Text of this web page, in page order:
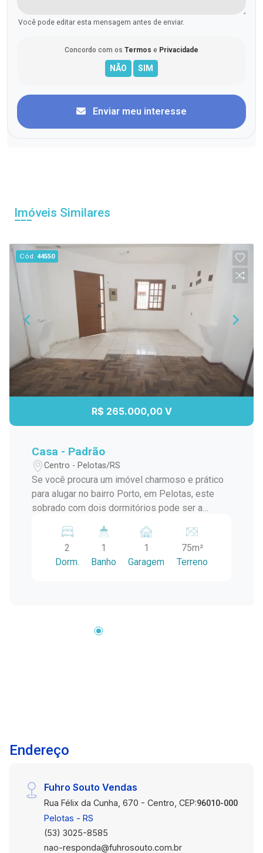
Você pode editar esta mensagem antes de enviar.
Concordo com os Termos e Privacidade
Enviar meu interesse
Imóveis Similares
Cód.44550
R$ 265.000,00 V
Casa - Padrão
Centro - Pelotas/RS
Se você procura um imóvel charmoso e prático
para alugar no bairro Porto, em Pelotas, este
sobrado com dois dormitórios pode ser a
área conveniente e com várias comodidades,
ele oferece o conforto e a funcionalidade que
você procura. Dois Dormitórios: O sobrado
confortável para descanso. Ponto comercial: se
usado para churrascos, confraternizações e
momentos de lazer. O pátio permite ainda o
descoberta. Terraço: Além da área externa com
churrasqueira, o sobrado também oferece um
terraço. Esse espaço adicional pode ser
utilizado para apreciar a vista e relaxar ao ar
livre. Este sobrado no Porto, Pelotas, é uma
2
Dorm.
1
Banho
1
Garagem
75m²
Terreno
Endereço
Fuhro Souto Vendas
Rua Félix da Cunha, 670 - Centro, CEP:96010-000
Pelotas - RS
(53) 3025-8585
nao-responda@fuhrosouto.com.br